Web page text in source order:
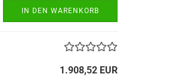
IN DEN WARENKORB
1.908,52 EUR